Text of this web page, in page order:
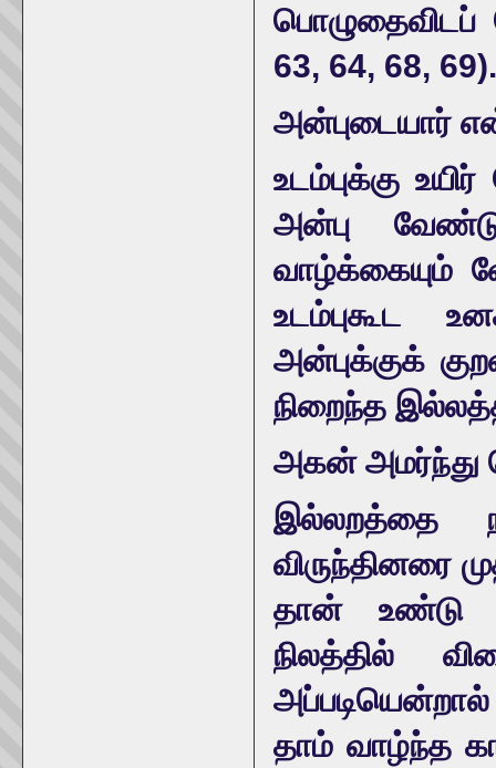
63, 64, 68, 69).
அன்புடையார்
உடம்புக்கு
அன்பு
வாழ்க்கையும்
உடம்புகூட
அன்புக்குக்
நிறைந்த
அகன் அமர்ந்து
இல்லறத்தை
விருந்தினரை
தான் உண்டு
நிலத்தில்
தாம் வாழ்ந்த